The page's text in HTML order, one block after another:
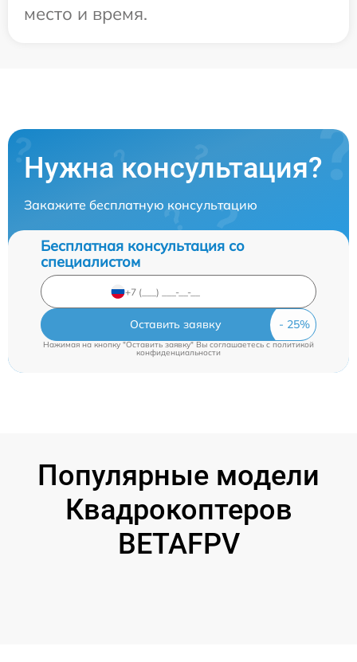
место и время.
Нужна консультация?
Закажите бесплатную консультацию
Бесплатная консультация со
специалистом
Оставить заявку
Нажимая на кнопку "Оставить заявку" Вы соглашаетесь c политикой
конфиденциальности
Популярные модели
Квадрокоптеров
BETAFPV